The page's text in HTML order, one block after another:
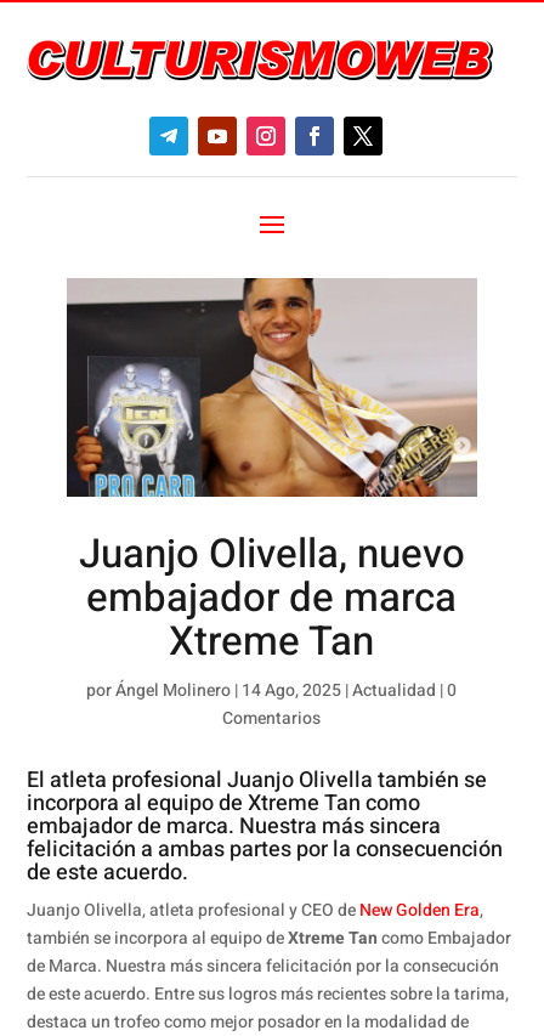
Juanjo Olivella, nuevo
embajador de marca
Xtreme Tan
porÁngel Molinero|14 Ago, 2025|Actualidad |0
Comentarios
El atleta profesional Juanjo Olivella también se
incorpora al equipo de Xtreme Tan como
embajador de marca. Nuestra más sincera
felicitación a ambas partes por la consecuención
de este acuerdo.
Juanjo Olivella, atleta profesional y CEO deNew Golden Era,
también se incorpora al equipo deXtreme Tancomo Embajador
de Marca. Nuestra más sincera felicitación por la consecución
de este acuerdo. Entre sus logros más recientes sobre la tarima,
destaca un trofeo como mejor posador en la modalidad de